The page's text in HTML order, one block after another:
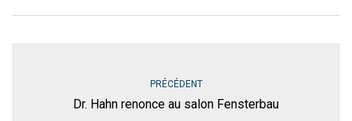
PRÉCÉDENT
Dr. Hahn renonce au salon Fensterbau